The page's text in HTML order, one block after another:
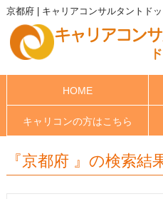
京都府 | キャリアコンサルタントドッ
HOME
キャリコンの方はこちら
『京都府 』の検索結